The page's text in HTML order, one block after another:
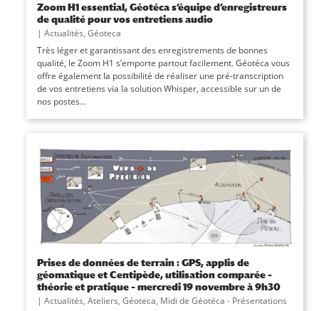
Zoom H1 essential, Géotéca s’équipe d’enregistreurs
de qualité pour vos entretiens audio
| Actualités, Géoteca
Très léger et garantissant des enregistrements de bonnes
qualité, le Zoom H1 s’emporte partout facilement. Géotéca vous
offre également la possibilité de réaliser une pré-transcription
de vos entretiens via la solution Whisper, accessible sur un de
nos postes...
Prises de données de terrain : GPS, applis de
géomatique et Centipède, utilisation comparée –
théorie et pratique – mercredi 19 novembre à 9h30
| Actualités, Ateliers, Géoteca, Midi de Géotéca - Présentations